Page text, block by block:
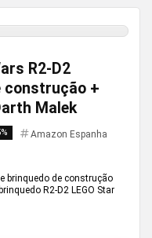
R2-D2
construção +
Malek
Amazon Espanha
brinquedo de construção
R2-D2 LEGO Star